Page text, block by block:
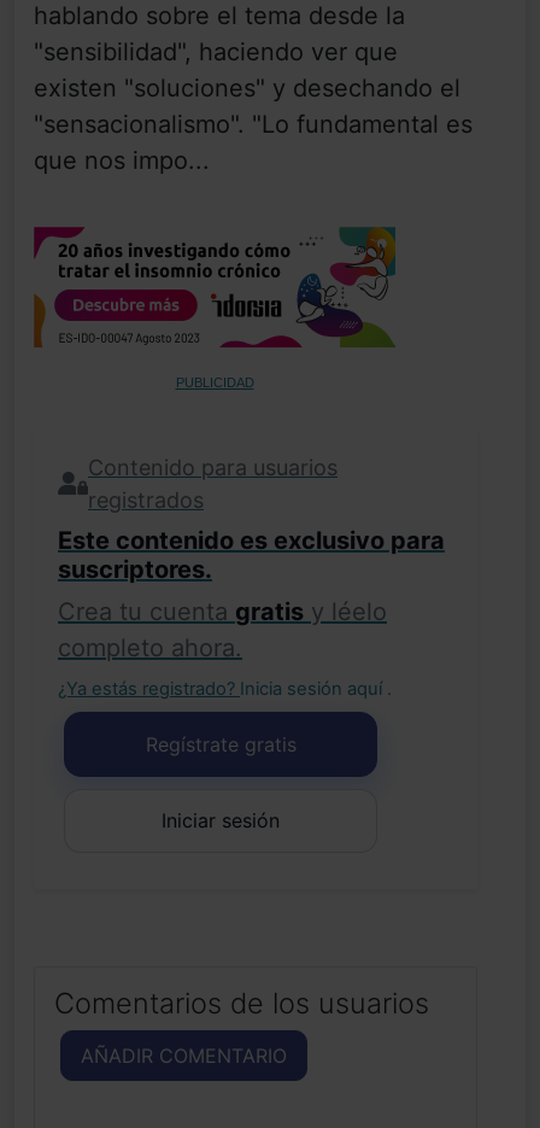
hablando sobre el tema desde la
"sensibilidad", haciendo ver que
existen "soluciones" y desechando el
"sensacionalismo". "Lo fundamental es
que nos impo...
PUBLICIDAD
Contenido para usuarios
registrados
Este contenido es exclusivo para
suscriptores.
Crea tu cuenta gratis y léelo
completo ahora.
¿Ya estás registrado? Inicia sesión aquí .
Regístrate gratis
Iniciar sesión
Comentarios de los usuarios
AÑADIR COMENTARIO